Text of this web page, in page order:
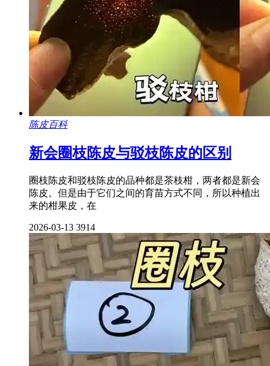
陈皮百科
新会圈枝陈皮与驳枝陈皮的区别
圈枝陈皮和驳枝陈皮的品种都是茶枝柑，两者都是新会
陈皮。但是由于它们之间的育苗方式不同，所以种植出
来的柑果皮，在
2026-03-13 3914